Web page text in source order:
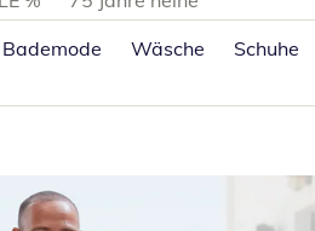
Bademode Wäsche Schuhe